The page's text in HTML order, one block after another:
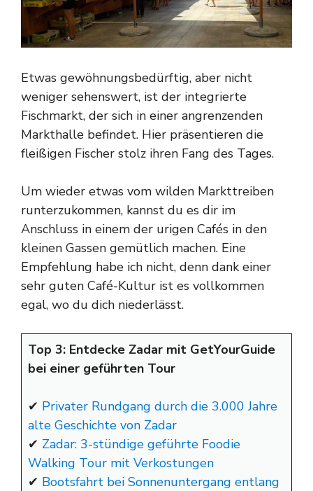
Etwas gewöhnungsbedürftig, aber nicht
weniger sehenswert, ist der integrierte
Fischmarkt, der sich in einer angrenzenden
Markthalle befindet. Hier präsentieren die
fleißigen Fischer stolz ihren Fang des Tages.
Um wieder etwas vom wilden Markttreiben
runterzukommen, kannst du es dir im
Anschluss in einem der urigen Cafés in den
kleinen Gassen gemütlich machen. Eine
Empfehlung habe ich nicht, denn dank einer
sehr guten Café-Kultur ist es vollkommen
egal, wo du dich niederlässt.
Top 3: Entdecke Zadar mit GetYourGuide
bei einer geführten Tour
✔ Privater Rundgang durch die 3.000 Jahre
alte Geschichte von Zadar
✔ Zadar: 3-stündige geführte Foodie
Walking Tour mit Verkostungen
✔ Bootsfahrt bei Sonnenuntergang entlang